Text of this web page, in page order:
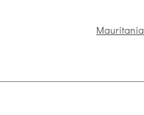
Mauritania